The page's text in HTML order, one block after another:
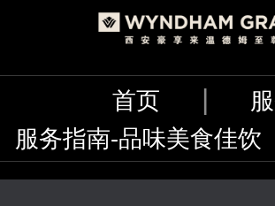
首页 |
服务指南-品味美食佳饮